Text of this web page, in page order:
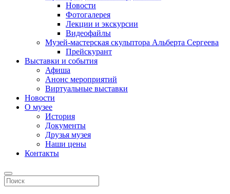
Новости
Фотогалерея
Лекции и экскурсии
Видеофайлы
Музей-мастерская скульптора Альберта Сергеева
Прейскурант
Выставки и события
Афиша
Анонс мероприятий
Виртуальные выставки
Новости
О музее
История
Документы
Друзья музея
Наши цены
Контакты